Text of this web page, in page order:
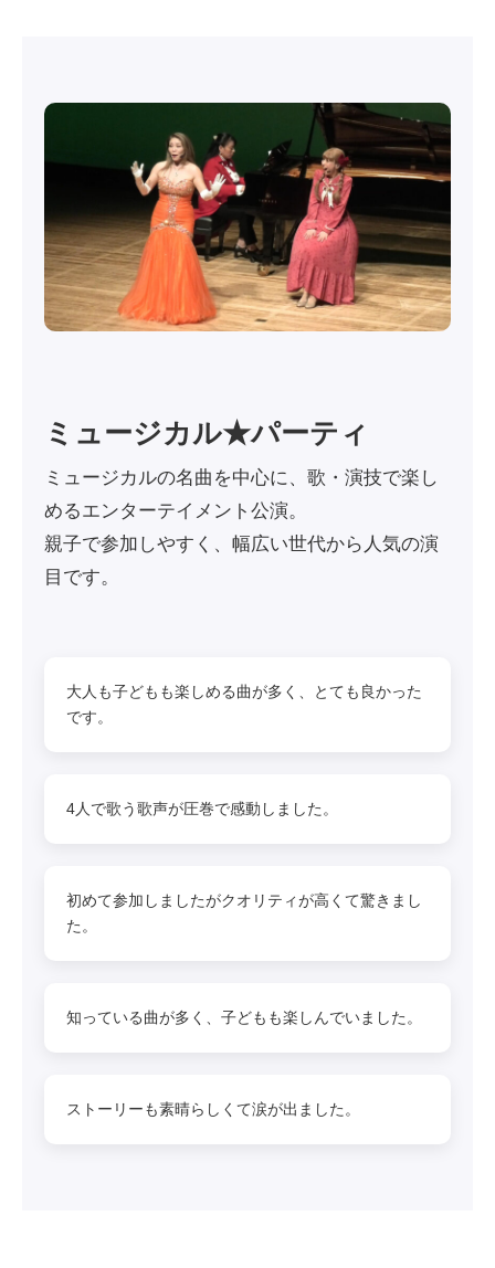
ミュージカル★パーティ
ミュージカルの名曲を中心に、歌・演技で楽し
めるエンターテイメント公演。
親子で参加しやすく、幅広い世代から人気の演
目です。
大人も子どもも楽しめる曲が多く、とても良かった
です。
4人で歌う歌声が圧巻で感動しました。
初めて参加しましたがクオリティが高くて驚きまし
た。
知っている曲が多く、子どもも楽しんでいました。
ストーリーも素晴らしくて涙が出ました。